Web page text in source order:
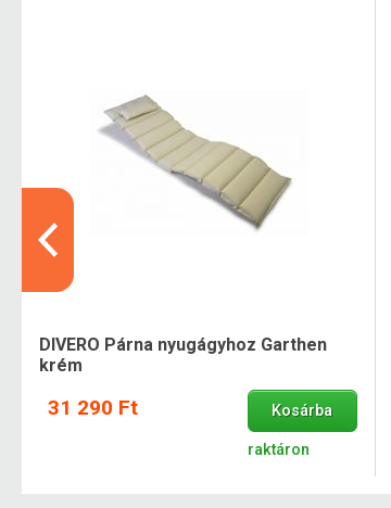
DIVERO Párna nyugágyhoz Garthen
krém
31 290 Ft Kosárba
raktáron